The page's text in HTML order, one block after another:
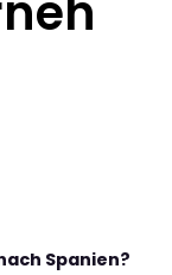
Spanien?